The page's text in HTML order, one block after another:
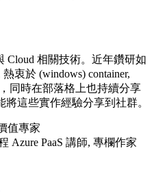
Cloud 相關技術。近年鑽研如
衷於 (windows) container,
同時在部落格上也持續分享
這些實作經驗分享到社群。
值專家
Azure PaaS 講師, 專欄作家